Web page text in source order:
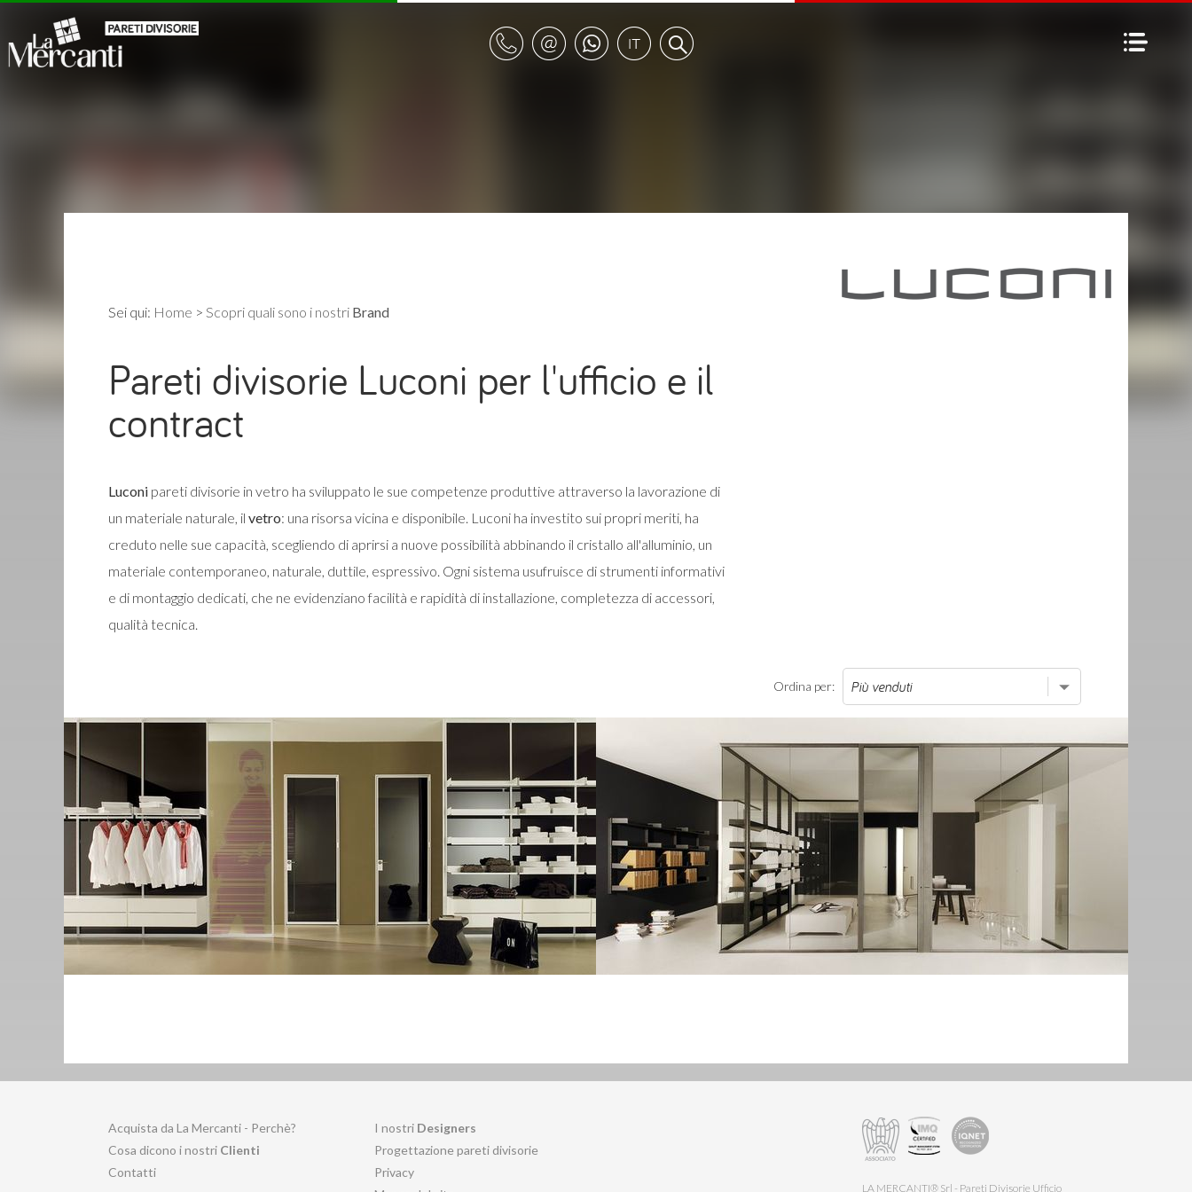
Sei qui: Home > Scopri quali sono i nostri Brand
Pareti divisorie Luconi per l'ufficio e il
contract
Luconi pareti divisorie in vetro ha sviluppato le sue competenze produttive attraverso la lavorazione di
un materiale naturale, il vetro: una risorsa vicina e disponibile. Luconi ha investito sui propri meriti, ha
creduto nelle sue capacità, scegliendo di aprirsi a nuove possibilità abbinando il cristallo all'alluminio, un
materiale contemporaneo, naturale, duttile, espressivo. Ogni sistema usufruisce di strumenti informativi
e di montaggio dedicati, che ne evidenziano facilità e rapidità di installazione, completezza di accessori,
qualità tecnica.
Ordina per:
Acquista da La Mercanti - Perchè?
Cosa dicono i nostri Clienti
Contatti
I nostri Designers
Progettazione pareti divisorie
Privacy
LA MERCANTI® Srl - Pareti Divisorie Ufficio